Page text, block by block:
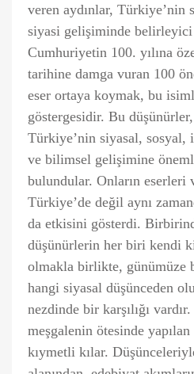
veren aydınlar, Türkiye’nin
siyasi gelişiminde belirleyici
Cumhuriyetin 100. yılına
tarihine damga vuran 100
eser ortaya koymak, bu
göstergesidir. Bu
Türkiye’nin siyasal,
ve bilimsel gelişimine
bulundular. Onların eserleri
Türkiye’de değil aynı
da etkisini gösterdi.
düşünürlerin her biri kendi
olmakla birlikte, günümüze
hangi siyasal düşünceden
nezdinde bir karşılığı
meşgalenin ötesinde
kıymetli kılar.